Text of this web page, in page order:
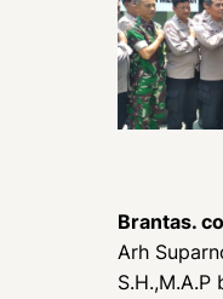
Brantas.
Arh